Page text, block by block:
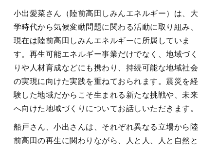
小出愛菜さん（陸前高田しみんエネルギー）は、大
学時代から気候変動問題に関わる活動に取り組み、
現在は陸前高田しみんエネルギーに所属していま
す。再生可能エネルギー事業だけでなく、地域づく
りや人材育成などにも携わり、持続可能な地域社会
の実現に向けた実践を重ねておられます。震災を経
験した地域だからこそ生まれる新たな挑戦や、未来
へ向けた地域づくりについてお話しいただきます。
船戸さん、小出さんは、それぞれ異なる立場から陸
前高田の再生に関わりながら、人と人、人と自然と